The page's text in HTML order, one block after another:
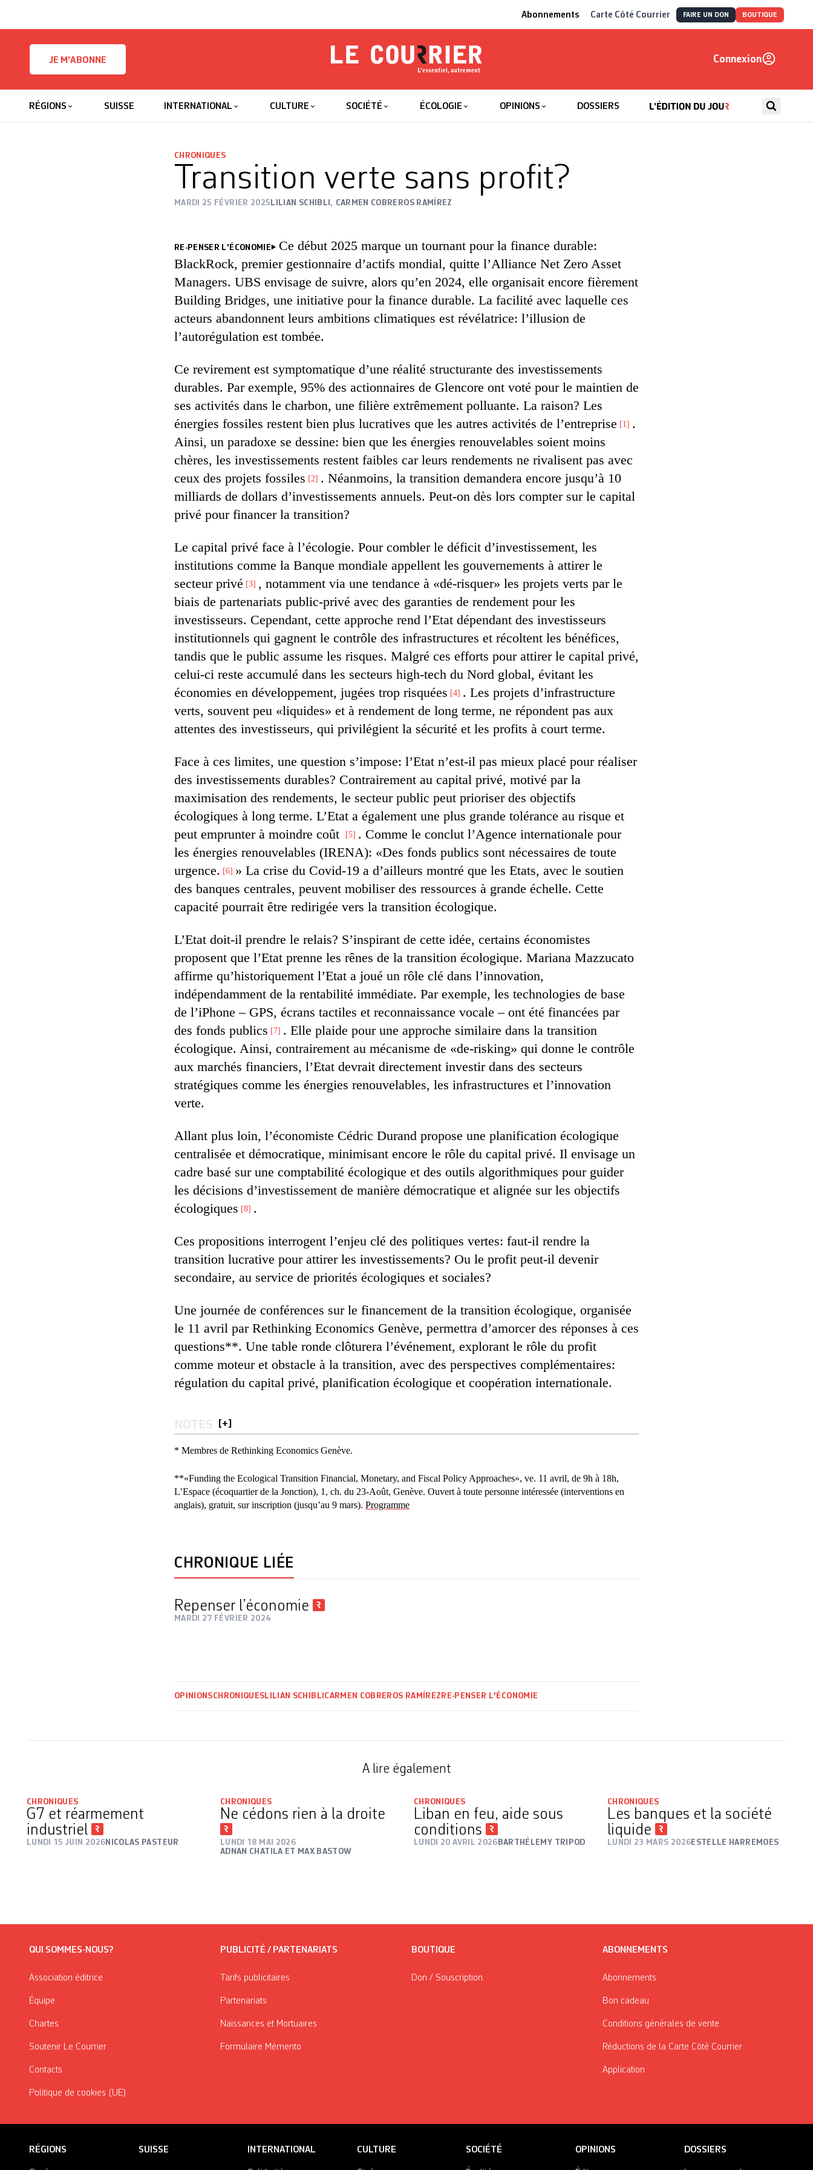
Abonnements Carte Côté Courrier FAIRE UN DON BOUTIQUE
JE M'ABONNE
Le Courrier
Connexion
RÉGIONS SUISSE INTERNATIONAL CULTURE SOCIÉTÉ ÉCOLOGIE OPINIONS DOSSIERS
CHRONIQUES
Transition verte sans profit?
MARDI 25 FÉVRIER 2025 LILIAN SCHIBLI , CARMEN COBREROS RAMÍREZ
RE-PENSER L'ÉCONOMIE
Ce début 2025 marque un tournant pour la finance durable:
BlackRock, premier gestionnaire d’actifs mondial, quitte l’Alliance Net Zero Asset
Managers. UBS envisage de suivre, alors qu’en 2024, elle organisait encore fièrement
Building Bridges, une initiative pour la finance durable. La facilité avec laquelle ces
acteurs abandonnent leurs ambitions climatiques est révélatrice: l’illusion de
l’autorégulation est tombée.
Ce revirement est symptomatique d’une réalité structurante des investissements
durables. Par exemple, 95% des actionnaires de Glencore ont voté pour le maintien de
ses activités dans le charbon, une filière extrêmement polluante. La raison? Les
énergies fossiles restent bien plus lucratives que les autres activités de l’entreprise
1
.
Ainsi, un paradoxe se dessine: bien que les énergies renouvelables soient moins
chères, les investissements restent faibles car leurs rendements ne rivalisent pas avec
ceux des projets fossiles
2
. Néanmoins, la transition demandera encore jusqu’à 10
milliards de dollars d’investissements annuels. Peut-on dès lors compter sur le capital
privé pour financer la transition?
Le capital privé face à l’écologie. Pour combler le déficit d’investissement, les
institutions comme la Banque mondiale appellent les gouvernements à attirer le
secteur privé
3
, notamment via une tendance à «dé-risquer» les projets verts par le
biais de partenariats public-privé avec des garanties de rendement pour les
investisseurs. Cependant, cette approche rend l’Etat dépendant des investisseurs
institutionnels qui gagnent le contrôle des infrastructures et récoltent les bénéfices,
tandis que le public assume les risques. Malgré ces efforts pour attirer le capital privé,
celui-ci reste accumulé dans les secteurs high-tech du Nord global, évitant les
économies en développement, jugées trop risquées
4
. Les projets d’infrastructure
verts, souvent peu «liquides» et à rendement de long terme, ne répondent pas aux
attentes des investisseurs, qui privilégient la sécurité et les profits à court terme.
Face à ces limites, une question s’impose: l’Etat n’est-il pas mieux placé pour réaliser
des investissements durables? Contrairement au capital privé, motivé par la
maximisation des rendements, le secteur public peut prioriser des objectifs
écologiques à long terme. L’Etat a également une plus grande tolérance au risque et
peut emprunter à moindre coût
5
. Comme le conclut l’Agence internationale pour
les énergies renouvelables (IRENA): «Des fonds publics sont nécessaires de toute
urgence.
6
» La crise du Covid-19 a d’ailleurs montré que les Etats, avec le soutien
des banques centrales, peuvent mobiliser des ressources à grande échelle. Cette
capacité pourrait être redirigée vers la transition écologique.
L’Etat doit-il prendre le relais? S’inspirant de cette idée, certains économistes
proposent que l’Etat prenne les rênes de la transition écologique. Mariana Mazzucato
affirme qu’historiquement l’Etat a joué un rôle clé dans l’innovation,
indépendamment de la rentabilité immédiate. Par exemple, les technologies de base
de l’iPhone – GPS, écrans tactiles et reconnaissance vocale – ont été financées par
des fonds publics
7
. Elle plaide pour une approche similaire dans la transition
écologique. Ainsi, contrairement au mécanisme de «de-risking» qui donne le contrôle
aux marchés financiers, l’Etat devrait directement investir dans des secteurs
stratégiques comme les énergies renouvelables, les infrastructures et l’innovation
verte.
Allant plus loin, l’économiste Cédric Durand propose une planification écologique
centralisée et démocratique, minimisant encore le rôle du capital privé. Il envisage un
cadre basé sur une comptabilité écologique et des outils algorithmiques pour guider
les décisions d’investissement de manière démocratique et alignée sur les objectifs
écologiques
8 .
Ces propositions interrogent l’enjeu clé des politiques vertes: faut-il rendre la
transition lucrative pour attirer les investissements? Ou le profit peut-il devenir
secondaire, au service de priorités écologiques et sociales?
Une journée de conférences sur le financement de la transition écologique, organisée
le 11 avril par Rethinking Economics Genève, permettra d’amorcer des réponses à ces
questions**. Une table ronde clôturera l’événement, explorant le rôle du profit
comme moteur et obstacle à la transition, avec des perspectives complémentaires:
régulation du capital privé, planification écologique et coopération internationale.
NOTES [+]
* Membres de Rethinking Economics Genève.
**«Funding the Ecological Transition Financial, Monetary, and Fiscal Policy Approaches», ve. 11 avril, de 9h à 18h,
L’Espace (écoquartier de la Jonction), 1, ch. du 23-Août, Genève. Ouvert à toute personne intéressée (interventions en
anglais), gratuit, sur inscription (jusqu’au 9 mars). Programme
CHRONIQUE LIÉE
Repenser l’économie
MARDI 27 FÉVRIER 2024
OPINIONSCHRONIQUES LILIAN SCHIBLI CARMEN COBREROS RAMÍREZ RE-PENSER L'ÉCONOMIE
A lire également
CHRONIQUES
G7 et réarmement
industriel
LUNDI 15 JUIN 2026 NICOLAS PASTEUR
CHRONIQUES
Ne cédons rien à la droite
LUNDI 18 MAI 2026
ADNAN CHATILA ET MAX BASTOW
CHRONIQUES
Liban en feu, aide sous
conditions
LUNDI 20 AVRIL 2026 BARTHÉLEMY TRIPOD
CHRONIQUES
Les banques et la société
liquide
LUNDI 23 MARS 2026 ESTELLE HARREMOES
QUI SOMMES-NOUS?
Association éditrice
Équipe
Chartes
Soutenir Le Courrier
Contacts
Politique de cookies (UE)
PUBLICITÉ / PARTENARIATS
Tarifs publicitaires
Partenariats
Naissances et Mortuaires
Formulaire Mémento
BOUTIQUE
Don / Souscription
ABONNEMENTS
Abonnements
Bon cadeau
Conditions générales de vente
Réductions de la Carte Côté Courrier
Application
RÉGIONS SUISSE INTERNATIONAL CULTURE SOCIÉTÉ OPINIONS DOSSIERS